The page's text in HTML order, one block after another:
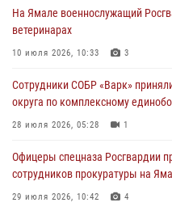
Сотрудники СОБР «Варк»
30 июля 2026, 09:34 1
Офицеры спецназа Росгвардии
сотрудников прокуратуры на
29 июля 2026, 10:42 4
На Ямале военнослужащий
ветеринарах
10 июля 2026, 10:33 3
Сотрудники СОБР «Варк»
округа по комплексному
28 июля 2026, 05:28 1
Офицеры спецназа Росгвардии
сотрудников прокуратуры на
29 июля 2026, 10:42 4